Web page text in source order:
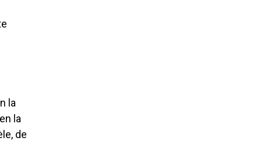
la
la
de